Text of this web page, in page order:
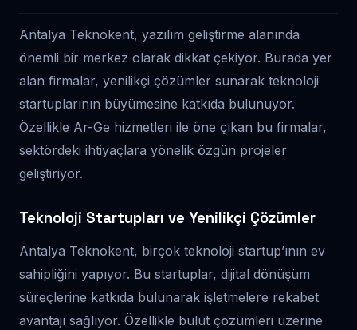
Antalya Teknokent, yazılım geliştirme alanında
önemli bir merkez olarak dikkat çekiyor. Burada yer
alan firmalar, yenilikçi çözümler sunarak teknoloji
startuplarının büyümesine katkıda bulunuyor.
Özellikle Ar-Ge hizmetleri ile öne çıkan bu firmalar,
sektördeki ihtiyaçlara yönelik özgün projeler
geliştiriyor.
Teknoloji Startupları ve Yenilikçi Çözümler
Antalya Teknokent, birçok teknoloji startup’ının ev
sahipliğini yapıyor. Bu startuplar, dijital dönüşüm
süreçlerine katkıda bulunarak işletmelere rekabet
avantajı sağlıyor. Özellikle bulut çözümleri üzerine